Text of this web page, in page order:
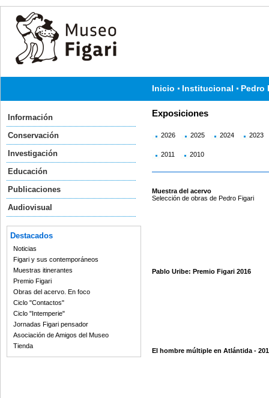
Inicio Institucional Pedro
Información
Conservación
Investigación
Educación
Publicaciones
Audiovisual
Destacados
Noticias
Figari y sus contemporáneos
Muestras itinerantes
Premio Figari
Obras del acervo. En foco
Ciclo "Contactos"
Ciclo "Intemperie"
Jornadas Figari pensador
Asociación de Amigos del Museo
Tienda
Exposiciones
2026 2025 2024 2023
2011 2010
Muestra del acervo
Selección de obras de Pedro Figari
Pablo Uribe: Premio Figari 2016
El hombre múltiple en Atlántida -